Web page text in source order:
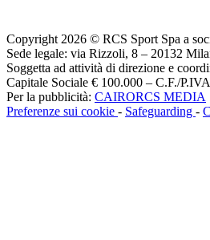
Copyright 2026 © RCS Sport Spa a
Sede legale: via Rizzoli, 8 – 20132
Soggetta ad attività di direzione e
Capitale Sociale € 100.000 – C.F./
Per la pubblicità: CAIRORCS MEDIA
Preferenze sui cookie - Safeguarding -